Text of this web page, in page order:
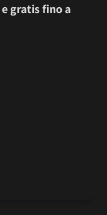
gratis fino a